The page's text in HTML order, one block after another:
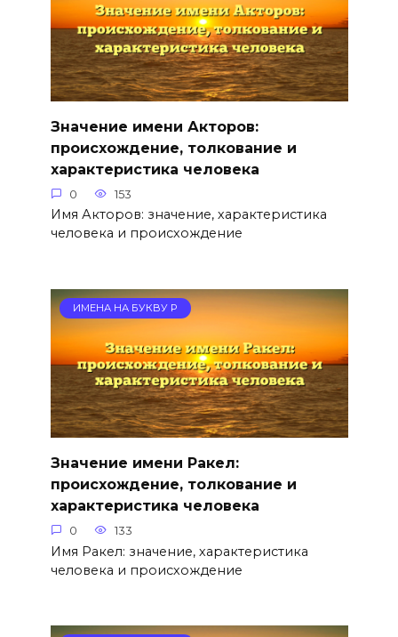
Значение имени Акторов:
происхождение, толкование и
характеристика человека
0 153
Имя Акторов: значение, характеристика
человека и происхождение
ИМЕНА НА БУКВУ Р
Значение имени Ракел:
происхождение, толкование и
характеристика человека
0 133
Имя Ракел: значение, характеристика
человека и происхождение